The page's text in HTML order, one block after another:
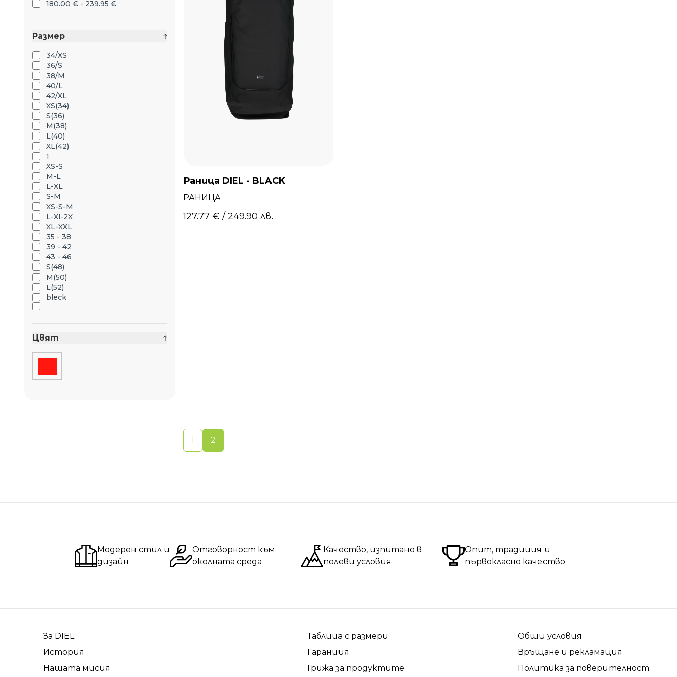
180.00 € - 239.95 €
Размер
34/XS
36/S
38/M
40/L
42/XL
XS(34)
S(36)
M(38)
L(40)
XL(42)
1
XS-S
M-L
L-XL
S-M
XS-S-M
L-Xl-2X
XL-XXL
35 - 38
39 - 42
43 - 46
S(48)
M(50)
L(52)
bleck
Цвят
Раница DIEL - BLACK
РАНИЦА
127.77 € / 249.90 лв.
1 2
Модерен стил и
дизайн
Отговорност към
околната среда
Качество, изпитано в
полеви условия
Опит, традиция и
първокласно качество
За DIEL
История
Нашата мисия
Таблица с размери
Гаранция
Грижа за продуктите
Общи условия
Връщане и рекламация
Политика за поверителност